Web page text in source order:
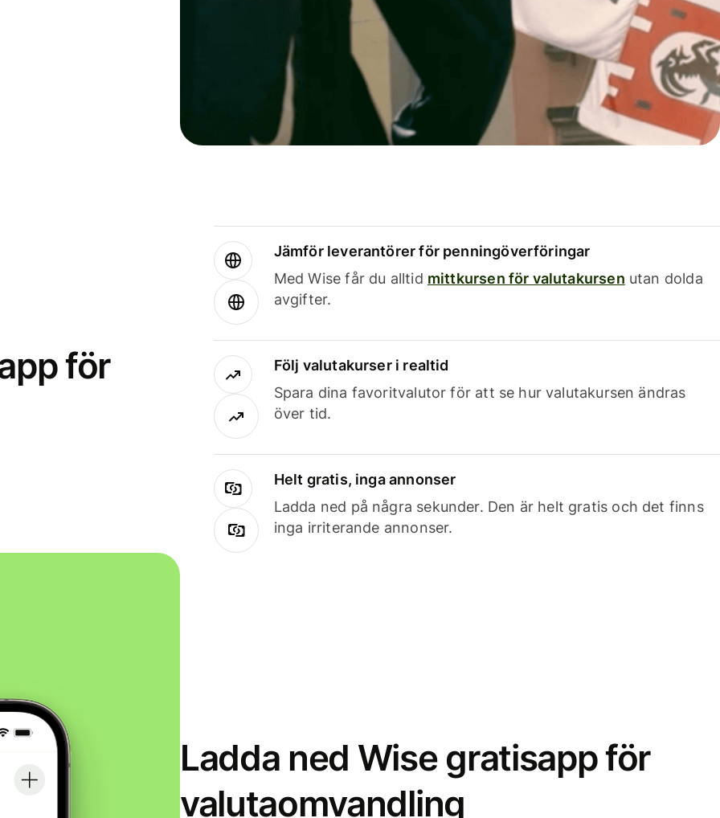
för
Jämför leverantörer för penningöverföringar
Med Wise får du alltid mittkursen för valutakursen utan dolda
avgifter.
Följ valutakurser i realtid
Spara dina favoritvalutor för att se hur valutakursen ändras
över tid.
Helt gratis, inga annonser
Ladda ned på några sekunder. Den är helt gratis och det finns
inga irriterande annonser.
Ladda ned Wise gratisapp för
valutaomvandling